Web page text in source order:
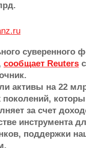
суверенного
сообщает Reuters
активы на 22
за счет
инструмента
поддержки